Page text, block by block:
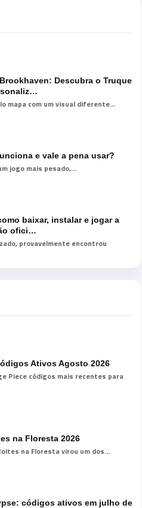
Descubra o Truque
mapa com um visual diferente...
e vale a pena usar?
jogo mais pesado,...
baixar, instalar e jogar a
ofici…
provavelmente encontrou
Ativos Agosto 2026
Piece códigos mais recentes para
na Floresta 2026
na Floresta virou um dos...
códigos ativos em julho de